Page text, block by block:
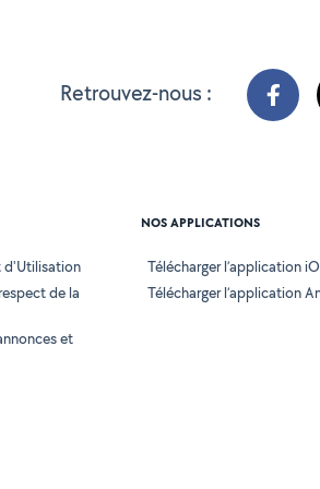
Retrouvez-nous :
d'Utilisation
de la
et
NOS APPLICATIONS
Télécharger l’application
Télécharger l’application